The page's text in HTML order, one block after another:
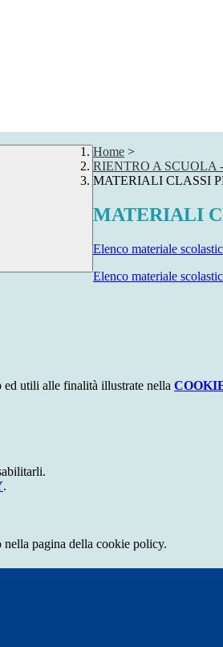
Home >
RIENTRO A SCUOLA
MATERIALI CLASSI
MATERIALI
Elenco materiale
Elenco materiale
ed utili alle finalità illustrate nella
.
nella pagina della cookie policy.